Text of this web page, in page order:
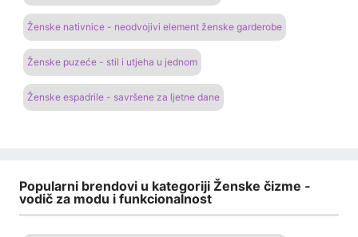
Ženske nativnice - neodvojivi element ženske garderobe
Ženske puzeće - stil i utjeha u jednom
Ženske espadrile - savršene za ljetne dane
Popularni brendovi u kategoriji Ženske čizme -
vodič za modu i funkcionalnost